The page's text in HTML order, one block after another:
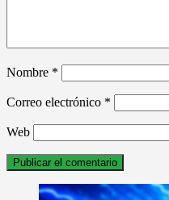
Nombre *
Correo electrónico *
Web